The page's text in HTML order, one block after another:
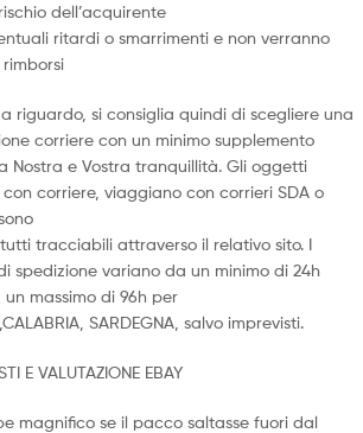
dell’acquirente
ritardi o smarrimenti e non verranno
rimborsi
riguardo, si consiglia quindi di scegliere una
corriere con un minimo supplemento
Nostra e Vostra tranquillità. Gli oggetti
corriere, viaggiano con corrieri SDA o
tracciabili attraverso il relativo sito. I
spedizione variano da un minimo di 24h
un massimo di 96h per
SARDEGNA, salvo imprevisti.
E VALUTAZIONE EBAY
magnifico se il pacco saltasse fuori dal